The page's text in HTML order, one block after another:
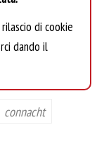
di cookie
dando il
connacht